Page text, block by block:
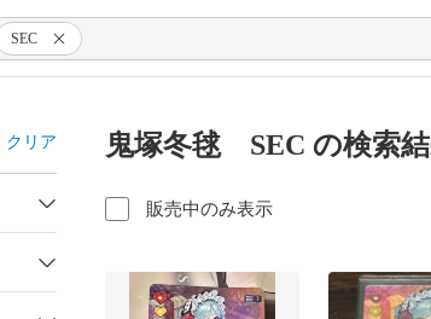
SEC
クリア 鬼塚冬毬 SEC の検索
販売中のみ表示